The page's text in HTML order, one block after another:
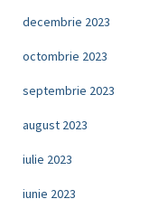
decembrie 2023
octombrie 2023
septembrie 2023
august 2023
iulie 2023
iunie 2023